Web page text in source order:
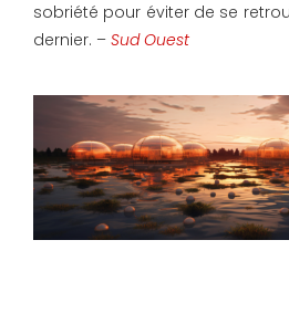
sobriété pour éviter de se
dernier. – Sud Ouest